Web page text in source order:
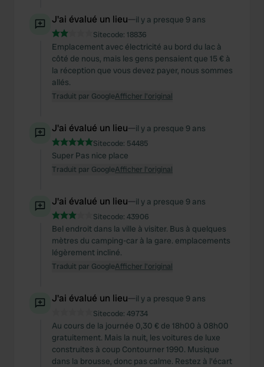
J'ai évalué un lieu—il y a presque 9 ans
Sitecode: 18836
Emplacement avec électricité au bord du lac à
côté de nous, mais les gens pensaient que 15 € à
la réception que vous devez payer, nous sommes
allés.
Traduit par GoogleAfficher l'original
J'ai évalué un lieu—il y a presque 9 ans
Sitecode: 54485
Super Pas nice place
Traduit par GoogleAfficher l'original
J'ai évalué un lieu—il y a presque 9 ans
Sitecode: 43906
Bel endroit dans la ville à visiter. Bus à quelques
mètres du camping-car à la gare. emplacements
légèrement incliné.
Traduit par GoogleAfficher l'original
J'ai évalué un lieu—il y a presque 9 ans
Sitecode: 49734
Au cours de la journée 0,30 € de 18h00 à 08h00
gratuitement. Mais la nuit, les voitures de luxe
construites à coup Contourner 1990. Musique
dans la brousse, donc pas calme. Restez à l'écart